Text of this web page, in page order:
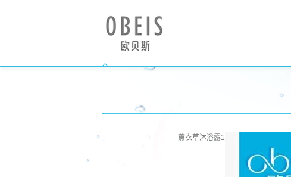
薰衣草沐浴露1